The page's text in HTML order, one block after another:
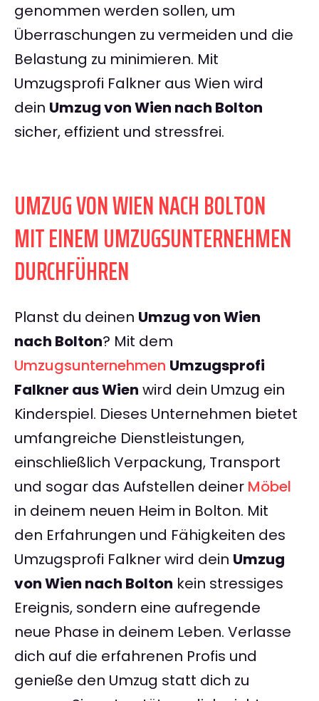
genommen werden sollen, um
Überraschungen zu vermeiden und die
Belastung zu minimieren. Mit
Umzugsprofi Falkner aus Wien wird
dein Umzug von Wien nach Bolton
sicher, effizient und stressfrei.
UMZUG VON WIEN NACH BOLTON
MIT EINEM UMZUGSUNTERNEHMEN
DURCHFÜHREN
Planst du deinen Umzug von Wien
nach Bolton? Mit dem
Umzugsunternehmen Umzugsprofi
Falkner aus Wien wird dein Umzug ein
Kinderspiel. Dieses Unternehmen bietet
umfangreiche Dienstleistungen,
einschließlich Verpackung, Transport
und sogar das Aufstellen deiner Möbel
in deinem neuen Heim in Bolton. Mit
den Erfahrungen und Fähigkeiten des
Umzugsprofi Falkner wird dein Umzug
von Wien nach Bolton kein stressiges
Ereignis, sondern eine aufregende
neue Phase in deinem Leben. Verlasse
dich auf die erfahrenen Profis und
genieße den Umzug statt dich zu